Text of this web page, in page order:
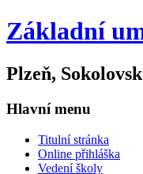
Základní
Plzeň,
Hlavní menu
Titulní stránka
Online přihláška
Vedení školy